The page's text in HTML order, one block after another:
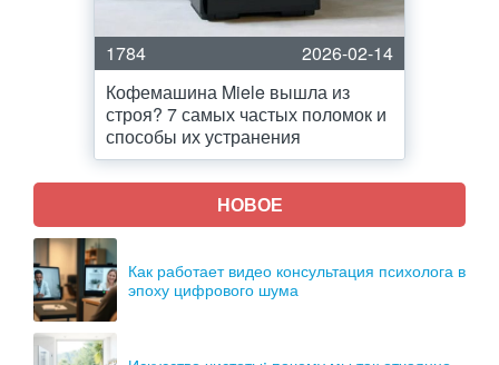
1784
2026-02-14
Кофемашина Miele вышла из
строя? 7 самых частых поломок и
способы их устранения
НОВОЕ
Как работает видео консультация психолога в
эпоху цифрового шума